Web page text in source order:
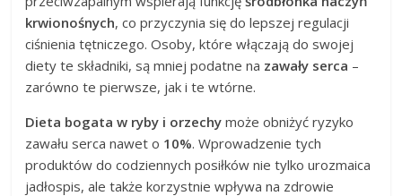
krwionośnych, co przyczynia się do lepszej regulacji
ciśnienia tętniczego. Osoby, które włączają do swojej
diety te składniki, są mniej podatne na zawały serca –
zarówno te pierwsze, jak i te wtórne.
Dieta bogata w ryby i orzechy może obniżyć ryzyko
zawału serca nawet o 10%. Wprowadzenie tych
produktów do codziennych posiłków nie tylko urozmaica
jadłospis, ale także korzystnie wpływa na zdrowie